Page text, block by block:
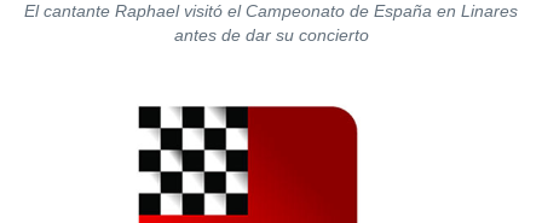
El cantante Raphael visitó el Campeonato de España en Linares
antes de dar su concierto